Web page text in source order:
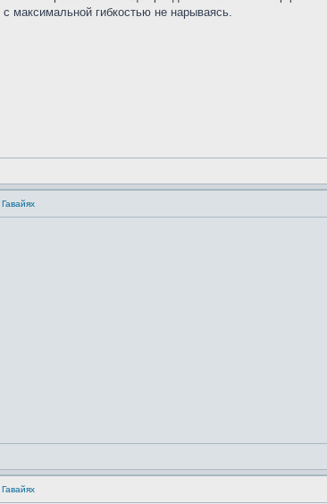
максимальной гибкостью не нарываясь.